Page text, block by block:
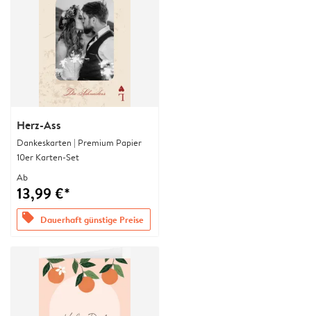
Herz-Ass
Dankeskarten | Premium Papier
10er Karten-Set
Ab
13,99 €*
offers Dauerhaft günstige Preise